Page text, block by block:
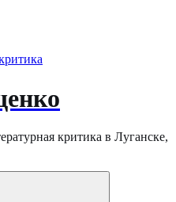
критика в Луганске,